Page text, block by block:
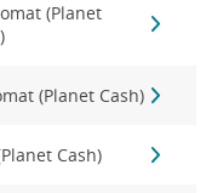
(Planet
(Planet Cash)
Cash)